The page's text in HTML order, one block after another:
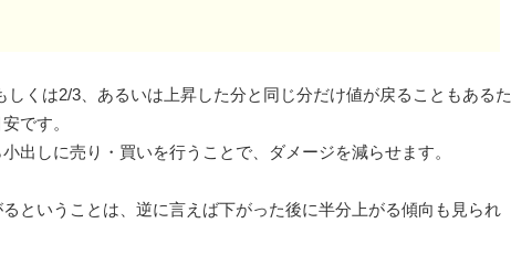
しくは2/3、あるいは上昇した分と同じ分だけ値が戻ることもあるた
です。
出しに売り・買いを行うことで、ダメージを減らせます。
ということは、逆に言えば下がった後に半分上がる傾向も見られ